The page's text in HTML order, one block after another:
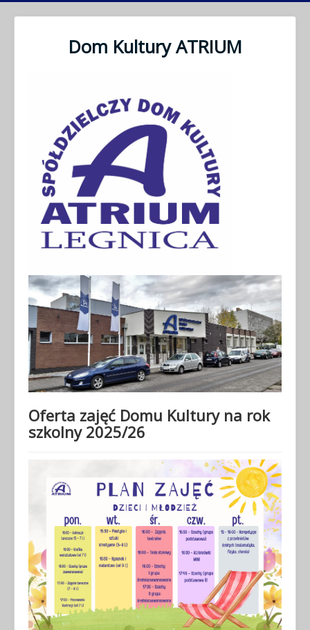
Dom Kultury ATRIUM
Oferta zajęć Domu Kultury na rok
szkolny 2025/26